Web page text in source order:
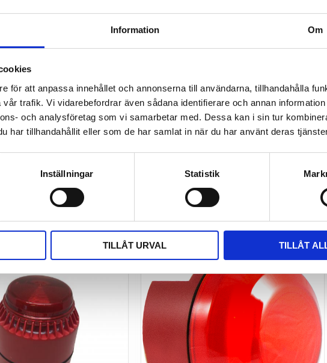
Information Om
för att anpassa innehållet och annonserna till användarna, tillhandahålla
trafik. Vi vidarebefordrar även sådana identifierare och annan
och analysföretag som vi samarbetar med. Dessa kan i sin tur
har tillhandahållit eller som de har samlat in när du har använt deras
Inställningar Statistik
TILLÅT URVAL TILLÅT
fristående för direkt
utrustning alternativt
signaler eller RS485
Omdömen